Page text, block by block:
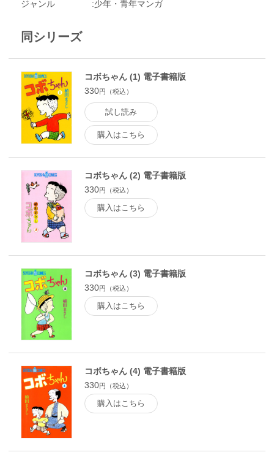
ジャンル
少年・青年マンガ
同シリーズ
コボちゃん (1) 電子書籍版
330円（税込）
試し読み
購入はこちら
コボちゃん (2) 電子書籍版
330円（税込）
購入はこちら
コボちゃん (3) 電子書籍版
330円（税込）
購入はこちら
コボちゃん (4) 電子書籍版
330円（税込）
購入はこちら